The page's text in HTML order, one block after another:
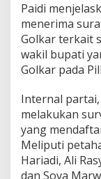
Paidi
menerima
Golkar terkait
wakil bupati
Golkar pada
Internal
melakukan
yang
Meliputi
Hariadi, Ali
dan Sova